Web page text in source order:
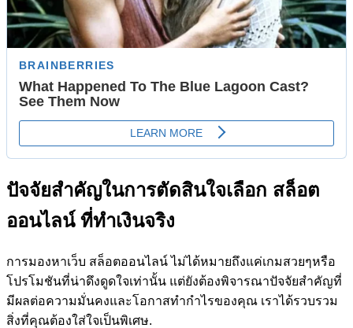
ปัจจัยสำคัญในการตัดสินใจเลือก สล็อต
ออนไลน์ ที่ทำเงินจริง
การมองหาเว็บ สล็อตออนไลน์ ไม่ได้หมายถึงแค่เกมสวยๆหรือ
โปรโมชันที่น่าดึงดูดใจเท่านั้น แต่ยังต้องพิจารณาปัจจัยสำคัญที่
มีผลต่อความมั่นคงและโอกาสทำกำไรของคุณ เราได้รวบรวม
สิ่งที่คุณต้องใส่ใจเป็นพิเศษ.